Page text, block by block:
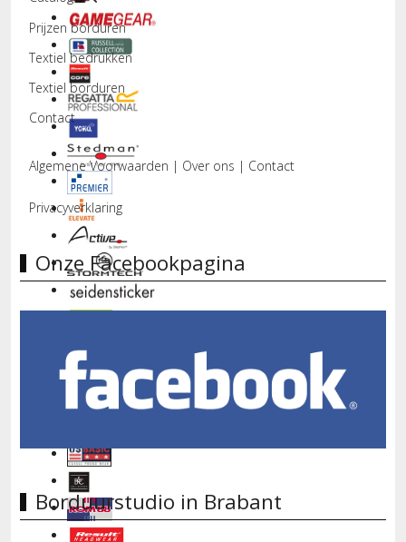
Prijzen borduren
Textiel bedrukken
Textiel borduren
Contact
Algemene Voorwaarden | Over ons | Contact
Privacyverklaring
Onze Facebookpagina
Borduurstudio in Brabant